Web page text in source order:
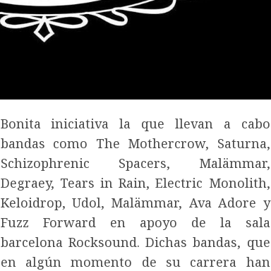
Bonita iniciativa la que llevan a cabo
bandas como The Mothercrow, Saturna,
Schizophrenic Spacers, Malämmar,
Degraey, Tears in Rain, Electric Monolith,
Keloidrop, Udol, Malämmar, Ava Adore y
Fuzz Forward en apoyo de la sala
barcelona Rocksound. Dichas bandas, que
en algún momento de su carrera han